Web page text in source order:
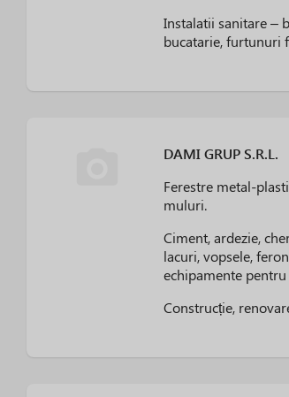
Instalatii sanitare –
bucatarie, furtunuri
DAMI GRUP S.R.L.
Ferestre metal-
muluri.
Ciment, ardezie,
lacuri, vopsele,
echipamente pentru
Construcție,